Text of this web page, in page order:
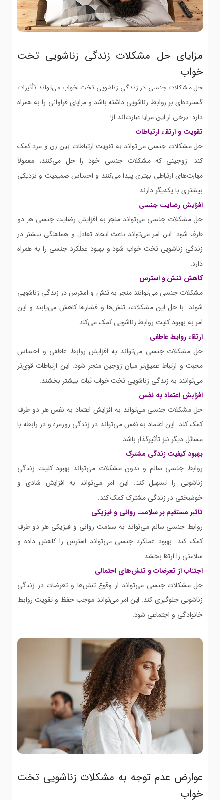
مزایای حل مشکلات زندگی زناشویی تخت
خواب
حل مشکلات جنسی در زندگی زناشویی تخت خواب می‌تواند تأثیرات
گسترده‌ای بر روابط زناشویی داشته باشد و مزایای فراوانی را به همراه
دارد. برخی از این مزایا عبارت‌اند از:
تقویت و ارتقاء ارتباطات
حل مشکلات جنسی می‌تواند به تقویت ارتباطات بین زن و مرد کمک
کند. زوجینی که مشکلات جنسی خود را حل می‌کنند، معمولاً
مهارت‌های ارتباطی بهتری پیدا می‌کنند و احساس صمیمیت و نزدیکی
بیشتری با یکدیگر دارند.
افزایش رضایت جنسی
حل مشکلات جنسی می‌تواند منجر به افزایش رضایت جنسی هر دو
طرف شود. این امر می‌تواند باعث ایجاد تعادل و هماهنگی بیشتر در
زندگی زناشویی تخت خواب شود و بهبود عملکرد جنسی را به همراه
دارد.
کاهش تنش و استرس
مشکلات جنسی می‌توانند منجر به تنش و استرس در زندگی زناشویی
شوند. با حل این مشکلات، تنش‌ها و فشارها کاهش می‌یابند و این
امر به بهبود کلیت روابط زناشویی کمک می‌کند.
ارتقاء روابط عاطفی
حل مشکلات جنسی می‌تواند به افزایش روابط عاطفی و احساس
محبت و ارتباط عمیق‌تر میان زوجین منجر شود. این ارتباطات قوی‌تر
می‌توانند به زندگی زناشویی تخت خواب ثبات بیشتر بخشند.
افزایش اعتماد به نفس
حل مشکلات جنسی می‌تواند به افزایش اعتماد به نفس هر دو طرف
کمک کند. این اعتماد به نفس می‌تواند در زندگی روزمره و در رابطه با
مسائل دیگر نیز تأثیرگذار باشد.
بهبود کیفیت زندگی مشترک
روابط جنسی سالم و بدون مشکلات می‌تواند بهبود کلیت زندگی
زناشویی را تسهیل کند. این امر می‌تواند به افزایش شادی و
خوشبختی در زندگی مشترک کمک کند.
تأثیر مستقیم بر سلامت روانی و فیزیکی
روابط جنسی سالم می‌تواند به سلامت روانی و فیزیکی هر دو طرف
کمک کند. بهبود عملکرد جنسی می‌تواند استرس را کاهش داده و
سلامتی را ارتقا بخشد.
اجتناب از تعرضات و تنش‌های احتمالی
حل مشکلات جنسی می‌تواند از وقوع تنش‌ها و تعرضات در زندگی
زناشویی جلوگیری کند. این امر می‌تواند موجب حفظ و تقویت روابط
خانوادگی و اجتماعی شود.
عوارض عدم توجه به مشکلات زناشویی تخت
خواب